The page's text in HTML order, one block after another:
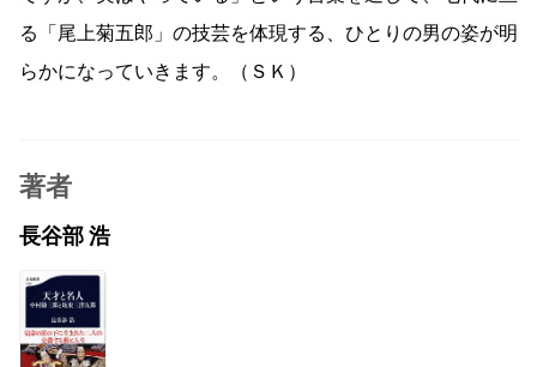
る「尾上菊五郎」の技芸を体現する、ひとりの男の姿が明
らかになっていきます。（ＳＫ）
著者
長谷部 浩